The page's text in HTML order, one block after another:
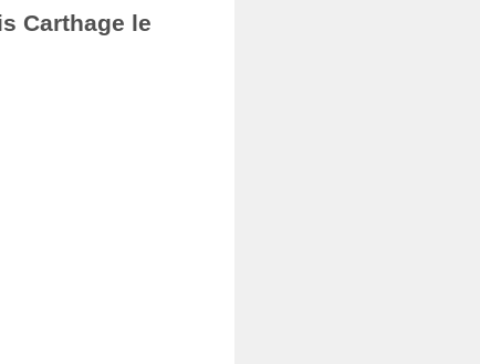
Carthage le